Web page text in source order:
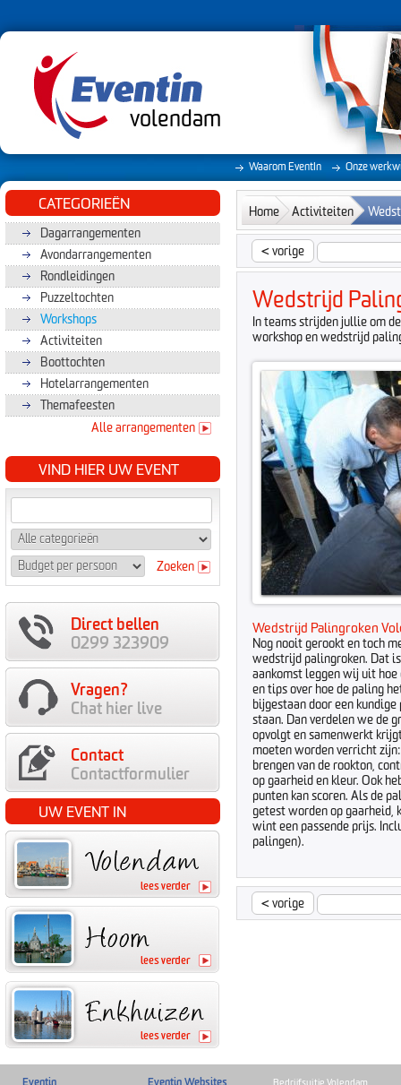
volendam
Waarom EventIn Onze
CATEGORIEËN
Dagarrangementen
Avondarrangementen
Rondleidingen
Puzzeltochten
Workshops
Activiteiten
Boottochten
Hotelarrangementen
Themafeesten
Alle arrangementen
VIND HIER UW EVENT
Zoeken
Direct bellen
0299 323909
Vragen?
Chat hier live
Contact
Contactformulier
UW EVENT IN
Home Activiteiten
<vorige
Wedstrijd
In teams strijden jullie om
workshop en wedstrijd
Wedstrijd Palingroken
Nog nooit gerookt en toch
wedstrijd palingroken. Dat
aankomst leggen wij uit
en tips over hoe de paling
bijgestaan door een
staan. Dan verdelen we de
opvolgt en samenwerkt
moeten worden verricht
brengen van de rookton,
op gaarheid en kleur. Ook
punten kan scoren. Als de
getest worden op gaarheid,
wint een passende prijs.
palingen).
<vorige